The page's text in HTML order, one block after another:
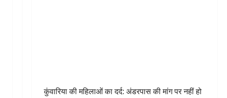
कुंवारिया की महिलाओं का दर्द: अंडरपास की मांग पर नहीं हो